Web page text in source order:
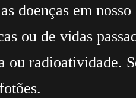
doenças em
ou de vidas
radioatividade.